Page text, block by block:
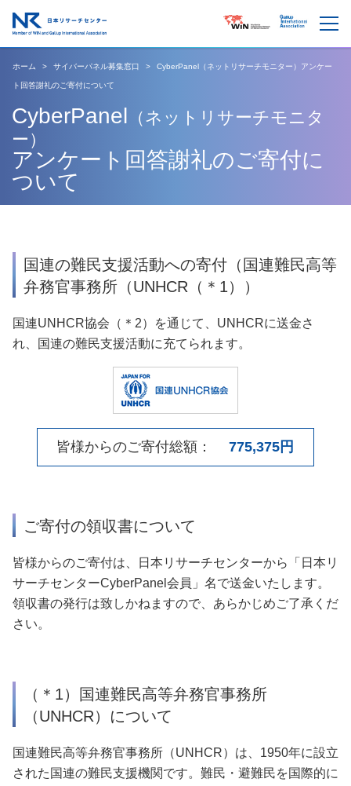
ホーム サイバーパネル募集窓口 CyberPanel（ネットリサーチモニター）アンケー
ト回答謝礼のご寄付について
CyberPanel （ネットリサーチモニタ
ー）
アンケート回答謝礼のご寄付に
ついて
国連の難民支援活動への寄付 （国連難民高等
弁務官事務所（UNHCR（＊1））
国連UNHCR協会（＊2）を通じて、UNHCRに送金さ
れ、国連の難民支援活動に充てられます。
皆様からのご寄付総額： 775,375円
ご寄付の領収書について
皆様からのご寄付は、日本リサーチセンターから「日本リ
サーチセンターCyberPanel会員」名で送金いたします。
領収書の発行は致しかねますので、あらかじめご了承くだ
さい。
（＊1）国連難民高等弁務官事務所
（UNHCR）について
国連難民高等弁務官事務所（UNHCR）は、1950年に設立
された国連の難民支援機関です。難民・避難民を国際的に